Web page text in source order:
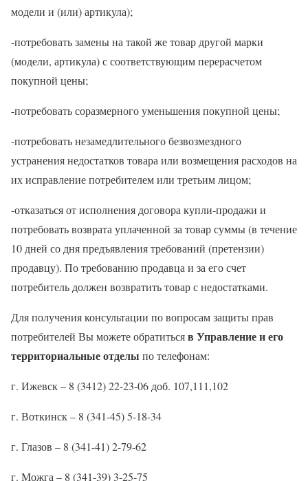
модели и (или) артикула);
-потребовать замены на такой же товар другой марки
(модели, артикула) с соответствующим перерасчетом
покупной цены;
-потребовать соразмерного уменьшения покупной цены;
-потребовать незамедлительного безвозмездного
устранения недостатков товара или возмещения расходов на
их исправление потребителем или третьим лицом;
-отказаться от исполнения договора купли-продажи и
потребовать возврата уплаченной за товар суммы (в течение
10 дней со дня предъявления требований (претензии)
продавцу). По требованию продавца и за его счет
потребитель должен возвратить товар с недостатками.
Для получения консультации по вопросам защиты прав
потребителей Вы можете обратитьсяв Управление и его
территориальные отделы по телефонам:
г. Ижевск – 8 (3412) 22-23-06 доб. 107,111,102
г. Воткинск – 8 (341-45) 5-18-34
г. Глазов – 8 (341-41) 2-79-62
г. Можга – 8 (341-39) 3-25-75